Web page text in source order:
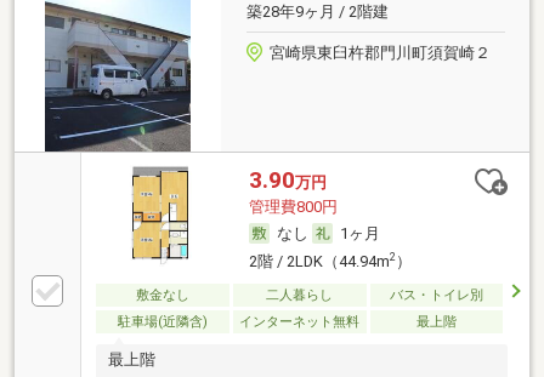
築28年9ヶ月 / 2階建
宮崎県東臼杵郡門川町須賀崎２
3.90万円
管理費800円
なし
1ヶ月
2階 / 2LDK（44.94m2）
敷金なし 二人暮らし
バス・トイレ別
駐車場(近隣含)
インターネット無料 最上階
最上階